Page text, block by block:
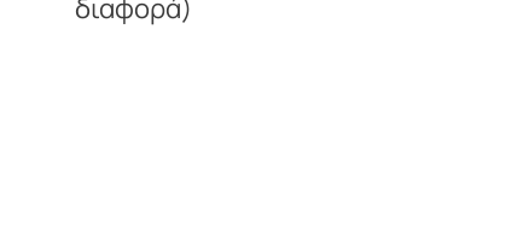
διαφορά)